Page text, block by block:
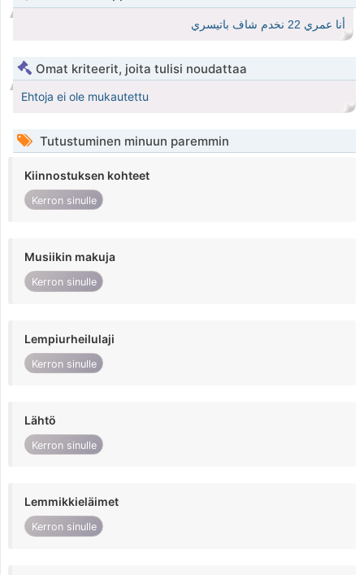
أنا عمري 22 نخدم شاف باتيسري
Omat kriteerit, joita tulisi noudattaa
Ehtoja ei ole mukautettu
Tutustuminen minuun paremmin
Kiinnostuksen kohteet
Kerron sinulle
Musiikin makuja
Kerron sinulle
Lempiurheilulaji
Kerron sinulle
Lähtö
Kerron sinulle
Lemmikkieläimet
Kerron sinulle